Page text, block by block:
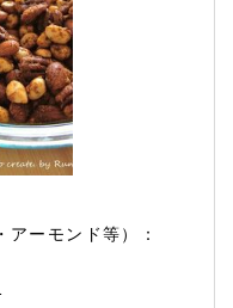
アーモンド等）：